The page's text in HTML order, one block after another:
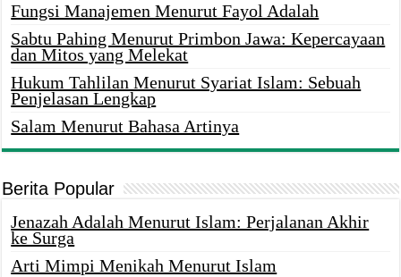
Fungsi Manajemen Menurut Fayol Adalah
Sabtu Pahing Menurut Primbon Jawa: Kepercayaan
dan Mitos yang Melekat
Hukum Tahlilan Menurut Syariat Islam: Sebuah
Penjelasan Lengkap
Salam Menurut Bahasa Artinya
Berita Popular
Jenazah Adalah Menurut Islam: Perjalanan Akhir
ke Surga
Arti Mimpi Menikah Menurut Islam